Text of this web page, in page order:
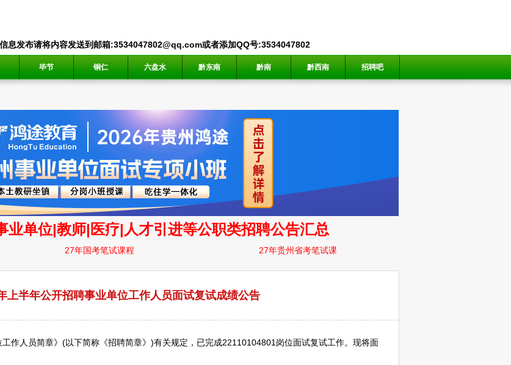
息发布请将内容发送到邮箱:3534047802@qq.com或者添加QQ号:3534047802
毕节 铜仁 六盘水 黔东南 黔南 黔西南 招聘吧
上半年公开招聘事业单位工作人员面试复试成绩公告
工作人员简章》(以下简称《招聘简章》)有关规定，已完成22110104801岗位面试复试工作。现将面